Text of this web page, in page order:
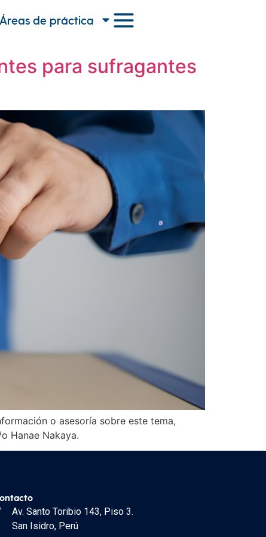
Áreas de práctica
para sufragantes
o asesoría sobre este tema,
Hanae Nakaya.
Av. Santo Toribio 143, Piso 3.
San Isidro, Perú